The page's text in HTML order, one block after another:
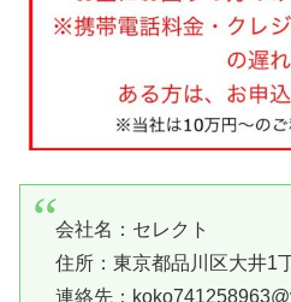
会社名： セレクト
住所：東京都品川区大井1
連絡先：